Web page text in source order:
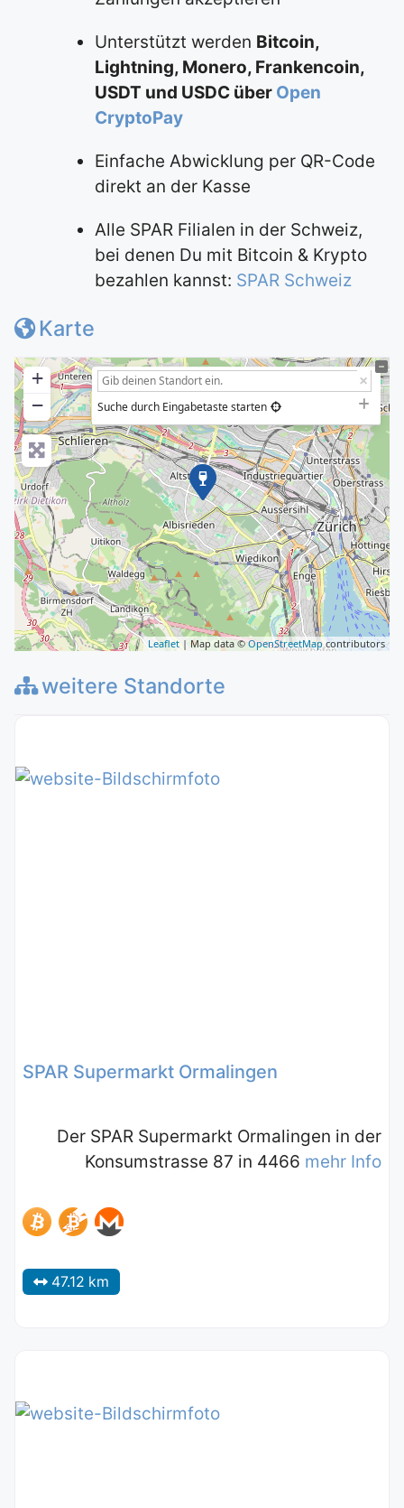
Unterstützt werden Bitcoin,
Lightning, Monero, Frankencoin,
USDT und USDC über Open
CryptoPay
Einfache Abwicklung per QR-Code
direkt an der Kasse
Alle SPAR Filialen in der Schweiz,
bei denen Du mit Bitcoin & Krypto
bezahlen kannst: SPAR Schweiz
Karte
+
−
Suche durch Eingabetaste starten
Leaflet| Map data © OpenStreetMapcontributors
weitere Standorte
SPAR Supermarkt Ormalingen
Der SPAR Supermarkt Ormalingen in der
Konsumstrasse 87 in 4466 mehr Info
47.12 km